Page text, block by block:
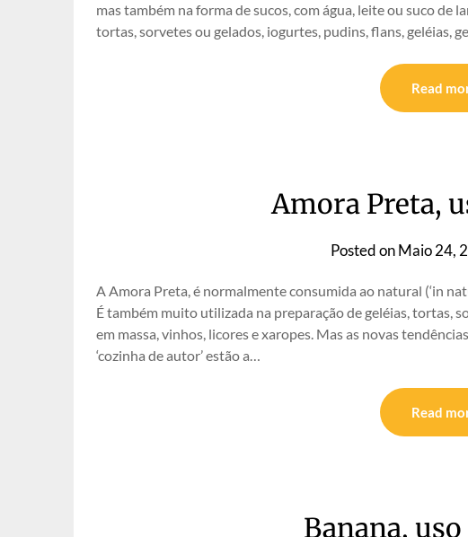
mas também na forma de sucos, com água, leite ou suco de
tortas, sorvetes ou gelados, iogurtes, pudins, flans, geléias,
Read
Amora Preta,
Posted onMaio 24,
A Amora Preta, é normalmente consumida ao natural (‘in
É também muito utilizada na preparação de geléias, tortas,
em massa, vinhos, licores e xaropes. Mas as novas
‘cozinha de autor’ estão a…
Read
Banana,